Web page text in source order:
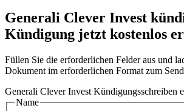
Generali Clever Invest
Kündigung jetzt kostenlos
Füllen Sie die erforderlichen Felder aus und
Dokument im erforderlichen Format zum
Generali Clever Invest Kündigungsschreiben
Name